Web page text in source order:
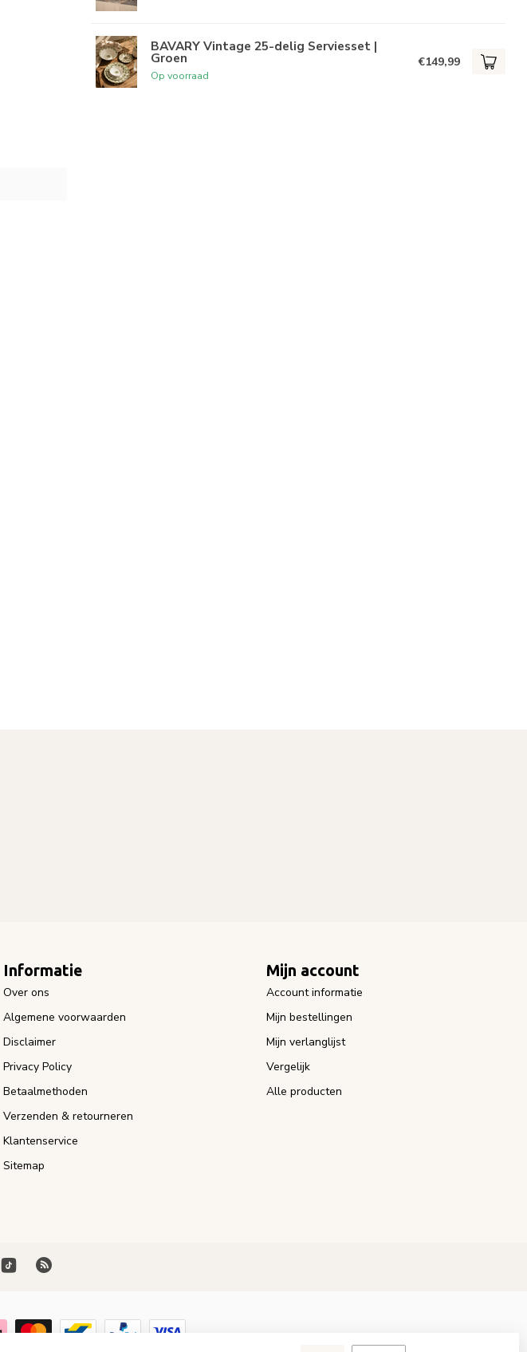
BAVARY Vintage 25-delig Serviesset |
Groen
Op voorraad
€149,99
Informatie
Over ons
Algemene voorwaarden
Disclaimer
Privacy Policy
Betaalmethoden
Verzenden & retourneren
Klantenservice
Sitemap
Mijn account
Account informatie
Mijn bestellingen
Mijn verlanglijst
Vergelijk
Alle producten